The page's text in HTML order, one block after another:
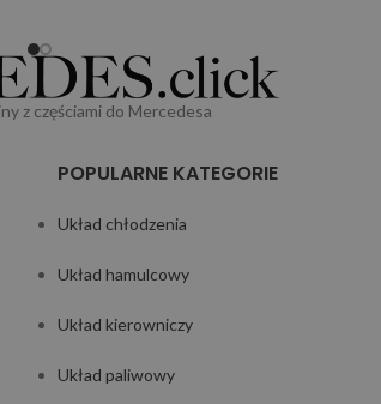
z częściami do Mercedesa
POPULARNE KATEGORIE
Układ chłodzenia
Układ hamulcowy
Układ kierowniczy
Układ paliwowy